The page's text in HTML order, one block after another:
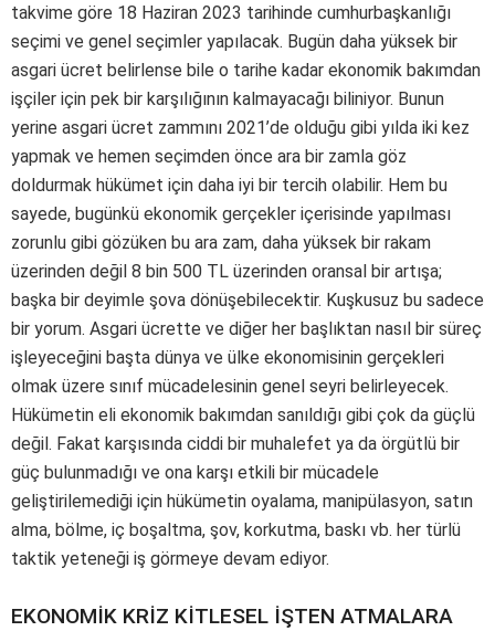
takvime göre 18 Haziran 2023 tarihinde cumhurbaşkanlığı
seçimi ve genel seçimler yapılacak. Bugün daha yüksek bir
asgari ücret belirlense bile o tarihe kadar ekonomik bakımdan
işçiler için pek bir karşılığının kalmayacağı biliniyor. Bunun
yerine asgari ücret zammını 2021’de olduğu gibi yılda iki kez
yapmak ve hemen seçimden önce ara bir zamla göz
doldurmak hükümet için daha iyi bir tercih olabilir. Hem bu
sayede, bugünkü ekonomik gerçekler içerisinde yapılması
zorunlu gibi gözüken bu ara zam, daha yüksek bir rakam
üzerinden değil 8 bin 500 TL üzerinden oransal bir artışa;
başka bir deyimle şova dönüşebilecektir. Kuşkusuz bu sadece
bir yorum. Asgari ücrette ve diğer her başlıktan nasıl bir süreç
işleyeceğini başta dünya ve ülke ekonomisinin gerçekleri
olmak üzere sınıf mücadelesinin genel seyri belirleyecek.
Hükümetin eli ekonomik bakımdan sanıldığı gibi çok da güçlü
değil. Fakat karşısında ciddi bir muhalefet ya da örgütlü bir
güç bulunmadığı ve ona karşı etkili bir mücadele
geliştirilemediği için hükümetin oyalama, manipülasyon, satın
alma, bölme, iç boşaltma, şov, korkutma, baskı vb. her türlü
taktik yeteneği iş görmeye devam ediyor.
EKONOMİK KRİZ KİTLESEL İŞTEN ATMALARA